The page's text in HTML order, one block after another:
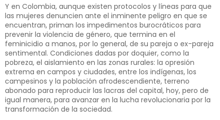
Y en Colombia, aunque existen protocolos y líneas para que
las mujeres denuncien ante el inminente peligro en que se
encuentran, priman los impedimentos burocráticos para
prevenir la violencia de género, que termina en el
feminicidio a manos, por lo general, de su pareja o ex-pareja
sentimental. Condiciones dadas por doquier, como la
pobreza, el aislamiento en las zonas rurales: la opresión
extrema en campos y ciudades, entre los indígenas, los
campesinos y la población afrodescendiente, terreno
abonado para reproducir las lacras del capital, hoy, pero de
igual manera, para avanzar en la lucha revolucionaria por la
transformación de la sociedad.